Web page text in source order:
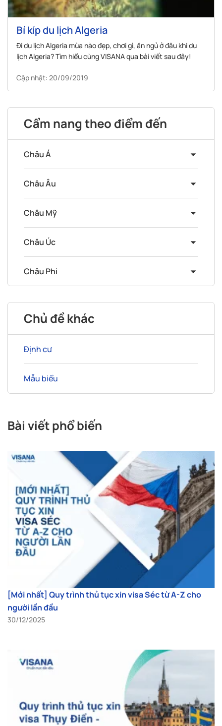
Bí kíp du lịch Algeria
Đi du lịch Algeria mùa nào đẹp, chơi gì, ăn ngủ ở đâu khi du
lịch Algeria? Tìm hiểu cùng VISANA qua bài viết sau đây!
Cập nhật: 20/09/2019
Cẩm nang theo điểm đến
Châu Á
Châu Âu
Châu Mỹ
Châu Úc
Châu Phi
Chủ đề khác
Định cư
Mẫu biểu
Bài viết phổ biến
[Mới nhất] Quy trình thủ tục xin visa Séc từ A-Z cho
người lần đầu
30/12/2025